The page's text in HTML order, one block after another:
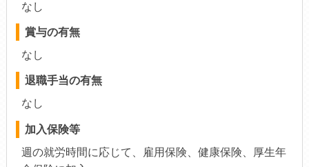
なし
賞与の有無
なし
退職手当の有無
なし
加入保険等
週の就労時間に応じて、雇用保険、健康保険、厚生年